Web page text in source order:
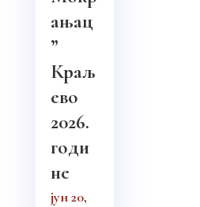
ањац
”
Краљ
ево
2026.
годи
не
јун 20,